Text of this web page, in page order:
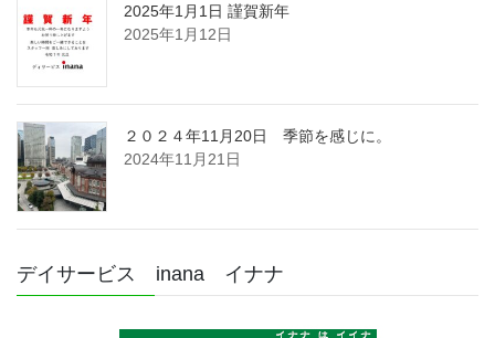
2025年1月1日 謹賀新年
2025年1月12日
２０２４年11月20日 季節を感じに。
2024年11月21日
デイサービス inana イナナ